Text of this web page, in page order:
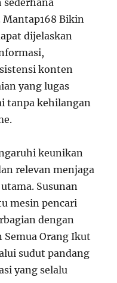
sederhana
Mantap168 Bikin
dijelaskan
konten
yang lugas
tanpa kehilangan
keunikan
relevan menjaga
Susunan
mesin pencari
dengan
Orang Ikut
sudut pandang
yang selalu